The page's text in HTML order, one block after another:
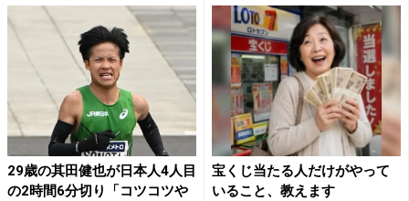
29歳の其田健也が日本人4人目
の2時間6分切り「コツコツや
宝くじ当たる人だけがやって
いること、教えます